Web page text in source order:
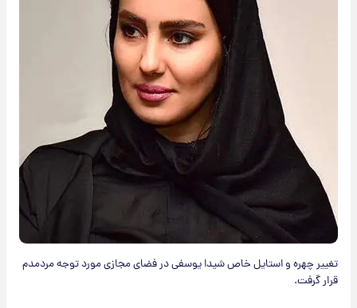
تغییر چهره و استایل خاص شیدا یوسفی در فضای مجازی مورد توجه مردمدم
قرار گرفت.